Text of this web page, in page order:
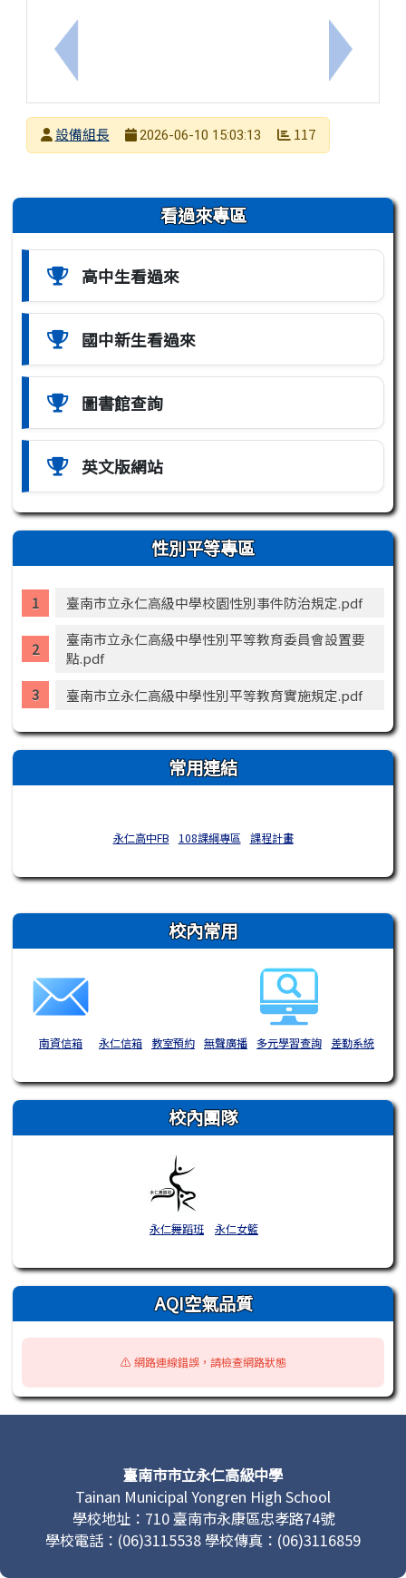
上一筆：(國中)-本校115學年度直升入學錄取榜單下一筆：
發布者設備組長
2026-06-10 15:03:13 117
左邊區域內容 看過來專區
高中生看過來
國中新生看過來
圖書館查詢
英文版網站
性別平等專區
臺南市立永仁高級中學校園性別事件防治規定.pdf
臺南市立永仁高級中學性別平等教育委員會設置要
點.pdf
臺南市立永仁高級中學性別平等教育實施規定.pdf
常用連結
永仁高中FB 108課綱專區 課程計畫
右邊區域內容 校內常用
南資信箱 永仁信箱 教室預約 無聲廣播 多元學習查詢 差勤系統
校內團隊
永仁舞蹈班 永仁女籃
AQI空氣品質
⚠️ 網路連線錯誤，請檢查網路狀態
臺南市市立永仁高級中學
Tainan Municipal Yongren High School
學校地址：710 臺南市永康區忠孝路74號
學校電話：(06)3115538 學校傳真：(06)3116859